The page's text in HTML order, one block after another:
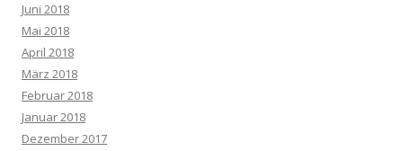
Juni 2018
Mai 2018
April 2018
März 2018
Februar 2018
Januar 2018
Dezember 2017